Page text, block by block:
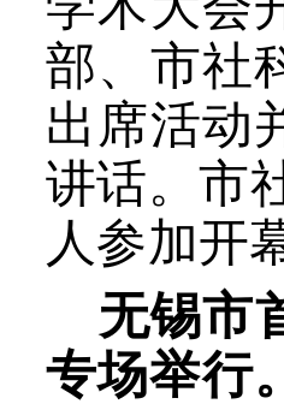
部、市社
出席活动
讲话。市
人参加开
无锡市
专场举行。